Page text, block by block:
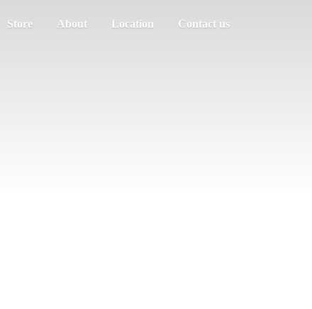
Store About Location Contact us